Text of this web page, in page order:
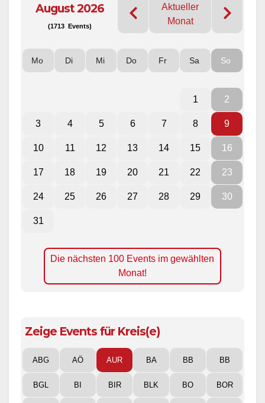
August 2026
(1713 Events)
Aktueller
Monat
Mo Di Mi Do Fr Sa So
1 2
3 4 5 6 7 8 9
10 11 12 13 14 15 16
17 18 19 20 21 22 23
24 25 26 27 28 29 30
31
Die nächsten 100 Events im gewählten
Monat!
Zeige Events für Kreis(e)
ABG AÖ AUR BA BB BB
BGL BI BIR BLK BO BOR